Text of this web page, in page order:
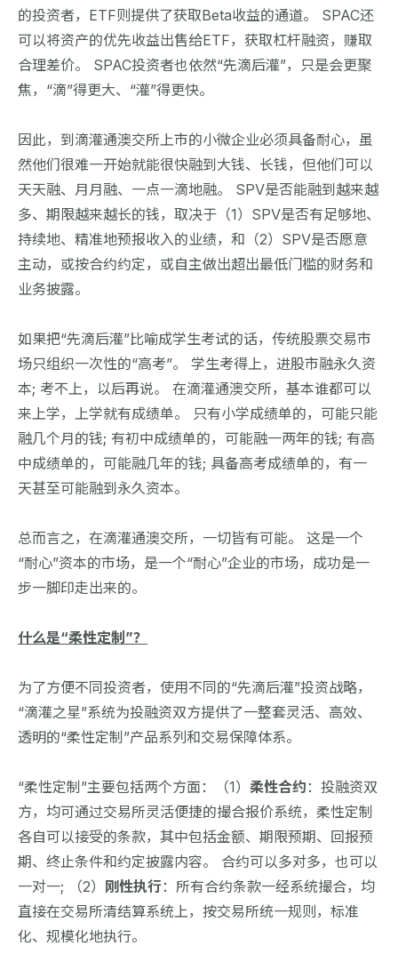
的投资者，ETF则提供了获取Beta收益的通道。 SPAC还
可以将资产的优先收益出售给ETF，获取杠杆融资，赚取
合理差价。 SPAC投资者也依然“先滴后灌”，只是会更聚
焦，“滴”得更大、“灌”得更快。
因此，到滴灌通澳交所上市的小微企业必须具备耐心，虽
然他们很难一开始就能很快融到大钱、长钱，但他们可以
天天融、月月融、一点一滴地融。 SPV是否能融到越来越
多、期限越来越长的钱，取决于（1）SPV是否有足够地、
持续地、精准地预报收入的业绩，和（2）SPV是否愿意
主动，或按合约约定，或自主做出超出最低门槛的财务和
业务披露。
如果把“先滴后灌”比喻成学生考试的话，传统股票交易市
场只组织一次性的“高考”。 学生考得上，进股市融永久资
本; 考不上，以后再说。 在滴灌通澳交所，基本谁都可以
来上学，上学就有成绩单。 只有小学成绩单的，可能只能
融几个月的钱; 有初中成绩单的，可能融一两年的钱; 有高
中成绩单的，可能融几年的钱; 具备高考成绩单的，有一
天甚至可能融到永久资本。
总而言之，在滴灌通澳交所，一切皆有可能。 这是一个
“耐心”资本的市场，是一个“耐心”企业的市场，成功是一
步一脚印走出来的。
什么是“柔性定制”？
为了方便不同投资者，使用不同的“先滴后灌”投资战略，
“滴灌之星”系统为投融资双方提供了一整套灵活、高效、
透明的“柔性定制”产品系列和交易保障体系。
“柔性定制”主要包括两个方面：（1） 柔性合约 ：投融资双
方，均可通过交易所灵活便捷的撮合报价系统，柔性定制
各自可以接受的条款，其中包括金额、期限预期、回报预
期、终止条件和约定披露内容。 合约可以多对多，也可以
一对一; （2） 刚性执行：所有合约条款一经系统撮合，均
直接在交易所清结算系统上，按交易所统一规则，标准
化、规模化地执行。